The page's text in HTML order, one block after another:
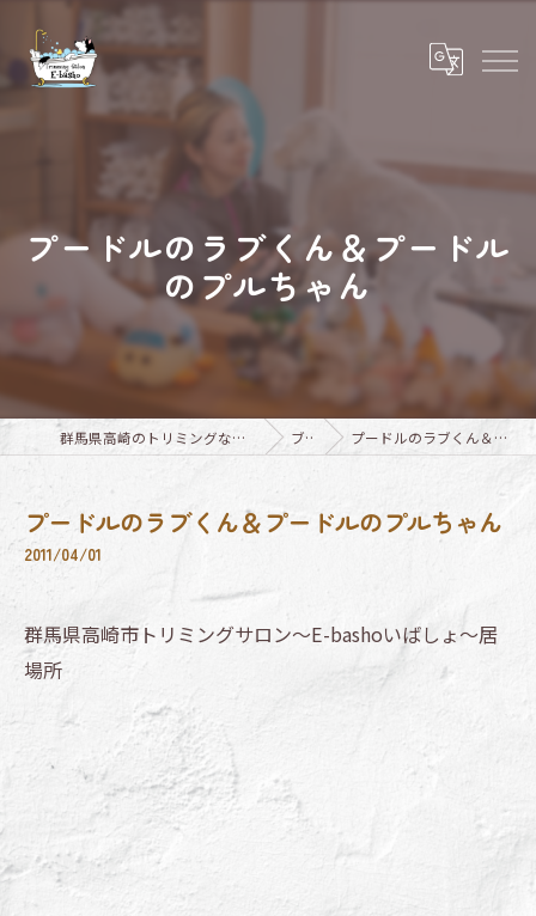
プードルのラブくん＆プードル
のプルちゃん
群馬県高崎のトリミングならTrimming Salon E-basho ブログ プードルのラブくん＆プードルのプルちゃん
プードルのラブくん＆プードルのプルちゃん
2011/04/01
群馬県高崎市トリミングサロン～E-bashoいばしょ～居
場所